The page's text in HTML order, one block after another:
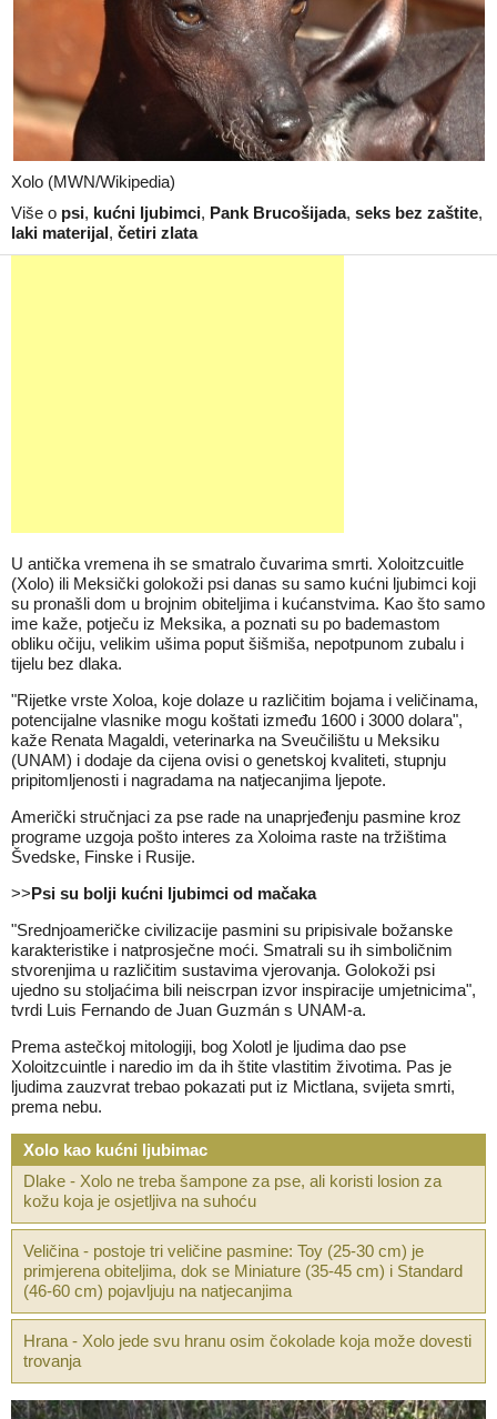
Xolo (MWN/Wikipedia)
Više o psi, kućni ljubimci, Pank Brucošijada, seks bez zaštite,
laki materijal, četiri zlata
U antička vremena ih se smatralo čuvarima smrti. Xoloitzcuitle
(Xolo) ili Meksički golokoži psi danas su samo kućni ljubimci koji
su pronašli dom u brojnim obiteljima i kućanstvima. Kao što samo
ime kaže, potječu iz Meksika, a poznati su po bademastom
obliku očiju, velikim ušima poput šišmiša, nepotpunom zubalu i
tijelu bez dlaka.
"Rijetke vrste Xoloa, koje dolaze u različitim bojama i veličinama,
potencijalne vlasnike mogu koštati između 1600 i 3000 dolara",
kaže Renata Magaldi, veterinarka na Sveučilištu u Meksiku
(UNAM) i dodaje da cijena ovisi o genetskoj kvaliteti, stupnju
pripitomljenosti i nagradama na natjecanjima ljepote.
Američki stručnjaci za pse rade na unaprjeđenju pasmine kroz
programe uzgoja pošto interes za Xoloima raste na tržištima
Švedske, Finske i Rusije.
>>Psi su bolji kućni ljubimci od mačaka
"Srednjoameričke civilizacije pasmini su pripisivale božanske
karakteristike i natprosječne moći. Smatrali su ih simboličnim
stvorenjima u različitim sustavima vjerovanja. Golokoži psi
ujedno su stoljaćima bili neiscrpan izvor inspiracije umjetnicima",
tvrdi Luis Fernando de Juan Guzmán s UNAM-a.
Prema astečkoj mitologiji, bog Xolotl je ljudima dao pse
Xoloitzcuintle i naredio im da ih štite vlastitim životima. Pas je
ljudima zauzvrat trebao pokazati put iz Mictlana, svijeta smrti,
prema nebu.
Xolo kao kućni ljubimac
Dlake - Xolo ne treba šampone za pse, ali koristi losion za
kožu koja je osjetljiva na suhoću
Veličina - postoje tri veličine pasmine: Toy (25-30 cm) je
primjerena obiteljima, dok se Miniature (35-45 cm) i Standard
(46-60 cm) pojavljuju na natjecanjima
Hrana - Xolo jede svu hranu osim čokolade koja može dovesti
trovanja